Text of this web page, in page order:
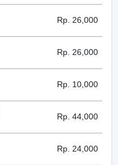
Rp. 26,000
Rp. 26,000
Rp. 10,000
Rp. 44,000
Rp. 24,000